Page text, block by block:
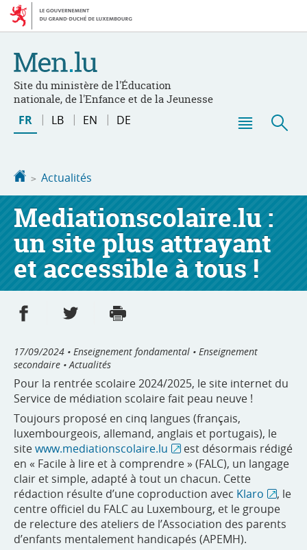
Aller
navigation
Aller
au
Site du ministère de l'Éducation
nationale, de l'Enfance et de la Jeunesse
Changer
de
FR LB EN DE
Accueil
Actualités
Mediationscolaire.lu :
un site plus attrayant
et accessible à tous !
Partager sur Facebook
Partager sur Twitter
17/09/2024 • Enseignement fondamental • Enseignement
secondaire • Actualités
Pour la rentrée scolaire 2024/2025, le site internet du
Service de médiation scolaire fait peau neuve !
Toujours proposé en cinq langues (français,
luxembourgeois, allemand, anglais et portugais), le
sitewww.mediationscolaire.lu
est désormais rédigé
en « Facile à lire et à comprendre » (FALC), un langage
clair et simple, adapté à tout un chacun. Cette
rédaction résulte d’une coproduction avec Klaro
, le
centre officiel du FALC au Luxembourg, et le groupe
de relecture des ateliers de l’Association des parents
d’enfants mentalement handicapés (APEMH).